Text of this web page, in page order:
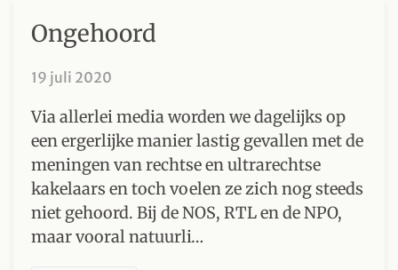
Ongehoord
19 juli 2020
Via allerlei media worden we dagelijks op
een ergerlijke manier lastig gevallen met de
meningen van rechtse en ultrarechtse
kakelaars en toch voelen ze zich nog steeds
niet gehoord. Bij de NOS, RTL en de NPO,
maar vooral natuurli…